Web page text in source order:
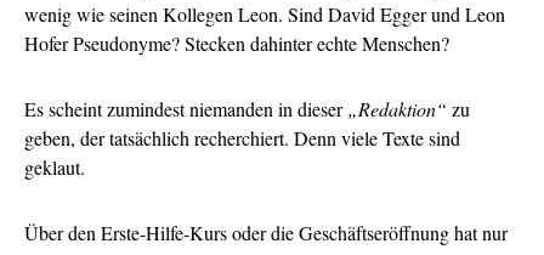
wenig wie seinen Kollegen Leon. Sind David Egger und Leon
Hofer Pseudonyme? Stecken dahinter echte Menschen?
Es scheint zumindest niemanden in dieser„Redaktion“ zu
geben, der tatsächlich recherchiert. Denn viele Texte sind
geklaut.
Über den Erste-Hilfe-Kurs oder die Geschäftseröffnung hat nur